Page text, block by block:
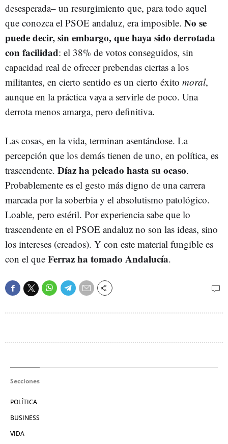
desesperada– un resurgimiento que, para todo aquel
que conozca el PSOE andaluz, era imposible. No se
puede decir, sin embargo, que haya sido derrotada
con facilidad: el 38% de votos conseguidos, sin
capacidad real de ofrecer prebendas ciertas a los
militantes, en cierto sentido es un cierto éxito moral,
aunque en la práctica vaya a servirle de poco. Una
derrota menos amarga, pero definitiva.
Las cosas, en la vida, terminan asentándose. La
percepción que los demás tienen de uno, en política, es
trascendente. Díaz ha peleado hasta su ocaso.
Probablemente es el gesto más digno de una carrera
marcada por la soberbia y el absolutismo patológico.
Loable, pero estéril. Por experiencia sabe que lo
trascendente en el PSOE andaluz no son las ideas, sino
los intereses (creados). Y con este material fungible es
con el que Ferraz ha tomado Andalucía.
Secciones
POLÍTICA
BUSINESS
VIDA